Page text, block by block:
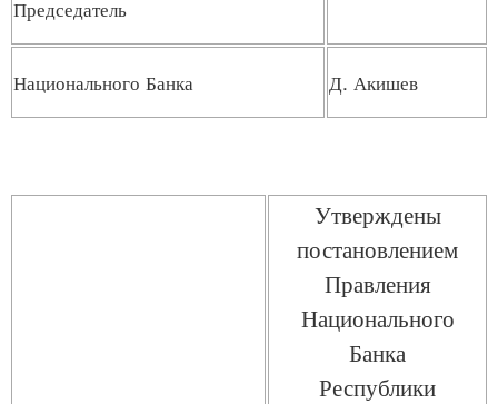
Председатель
Национального Банка Д. Акишев
Утверждены
постановлением
Правления
Национального
Банка
Республики